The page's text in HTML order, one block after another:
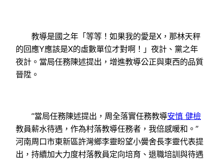
教導是國之年「等等！如果我的愛是X，那林天秤
的回應Y應該是X的虛數單位才對啊！」夜計、黨之年
夜計。當局任務陳述提出，增進教導公正與東西的品質
晉陞。
“當局任務陳述提出，周全落實任務教導安慎 健檢
教員薪水待遇，作為村落教導任務者，我倍感暖和。”
河南周口市東新區許灣鄉李靈盼望小黌舍長李靈代表提
出，持續加大力度村落教員定向培育、退職培訓與待遇